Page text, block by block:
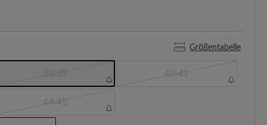
Größentabelle
40-41
44-45